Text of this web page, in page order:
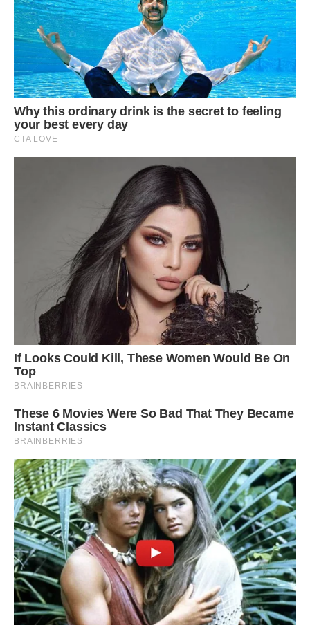
самітництва наука так сильно пішла вперед, що мені,
якщо захочу залишитися в своїй професії, доведеться
знову вчитися і знову починати все з нуля. Але цього я не
хотіла, ненавиджу повертатися. Вперед і тільки вперед!
Тато завжди говорив, що у мене холодні, розважливі
комерційні мізки, позбавлені романтизму і сумнівів.
Правда, коли я стала попадею, він дещо переглянув свої
переконання щодо мене, але я і сама знала, що бізнесом
займатися зможу.
Ще виявила, що в мені є жилка авантюризму. Отже, я
вирішила стати бізнесвумен, але в якому напрямку
рухатися, не знала. Втім, поспішати мені було нікуди, жила
я з батьками, людьми зовсім не бідними, була у них
єдиною дочкою, причому блудною і повернулася в лоно
сім’ї. Мене любили і ні в чому не відмовляли.
Другого чоловіка звали Русланом, і приїхав він до нашого
міста з далекої Естонії, вирішив, що тут отримає більш
якісну освіту. Руслан планував відкрити пекарню, де
народився і виріс, він показав мені свій бізнес-план, і я